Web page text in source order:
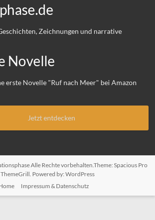
Zeichnungen und narrative
Novelle
erste Novelle "Ruf nach Meer" bei Amazon
Jetzt entdecken
Alle Rechte vorbehalten.Theme: Spacious Pro
ThemeGrill. Powered by:WordPress
Impressum & Datenschutz